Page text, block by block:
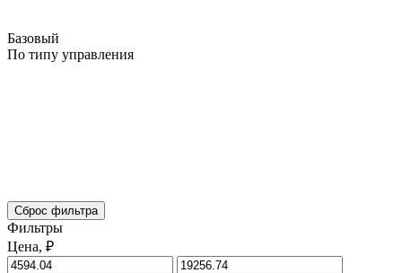
Базовый
По типу управления
Сброс фильтра
Фильтры
Цена, ₽